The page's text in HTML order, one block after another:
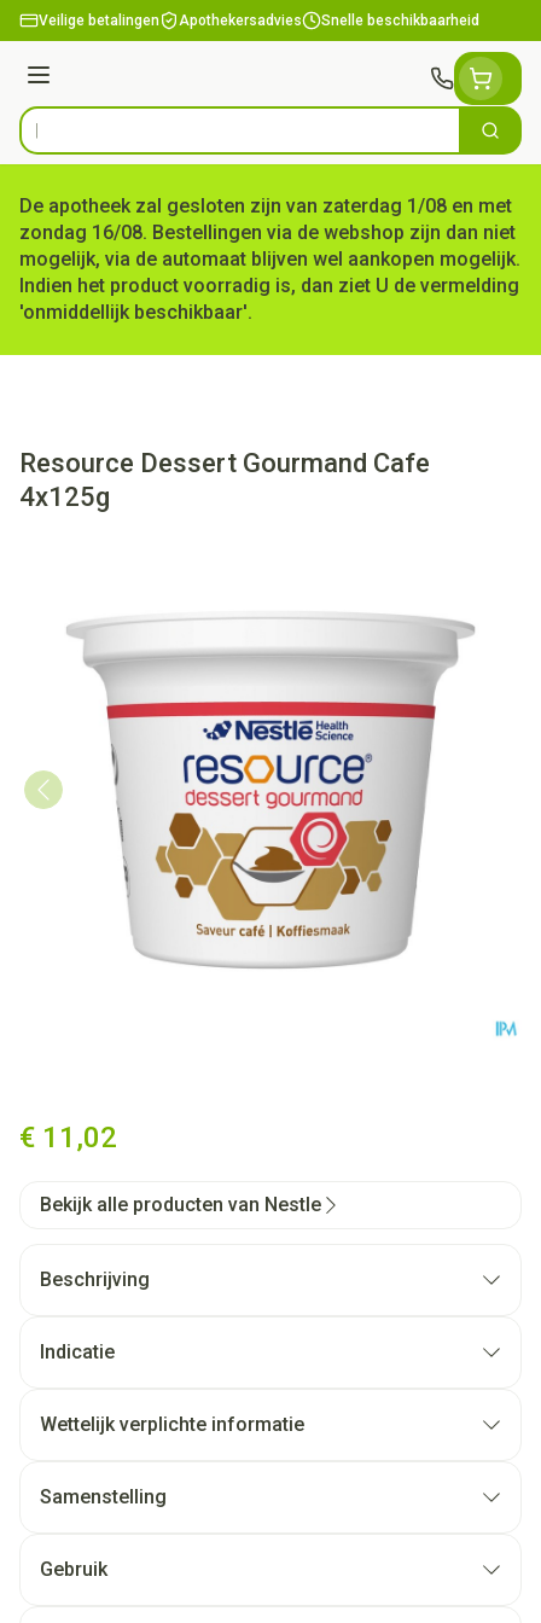
Ga naar de inhoud
Veilige betalingen Apothekersadvies Snelle beschikbaarheid
Menu
Product, merk, categorie... Zoek
De apotheek zal gesloten zijn van zaterdag 1/08 en met
zondag 16/08. Bestellingen via de webshop zijn dan niet
mogelijk, via de automaat blijven wel aankopen mogelijk.
Indien het product voorradig is, dan ziet U de vermelding
'onmiddellijk beschikbaar'.
Resource Dessert Gourmand Cafe
4x125g
€ 11,02
Bekijk alle producten van Nestle
Beschrijving
Indicatie
Wettelijk verplichte informatie
Samenstelling
Gebruik